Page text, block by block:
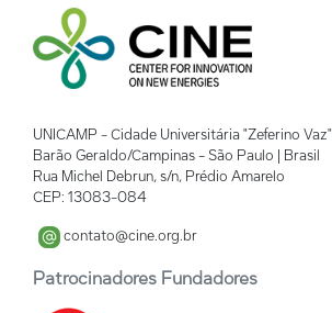
UNICAMP - Cidade Universitária "Zeferino Vaz"
Barão Geraldo/Campinas - São Paulo | Brasil
Rua Michel Debrun, s/n, Prédio Amarelo
CEP: 13083-084
contato@cine.org.br
Patrocinadores Fundadores